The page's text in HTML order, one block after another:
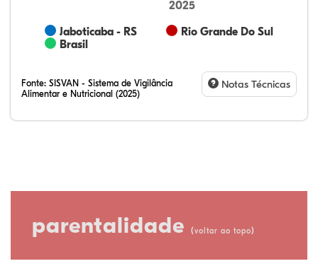
Jaboticaba - RS
Rio Grande Do Sul
Brasil
2025
Fonte: SISVAN - Sistema de Vigilância
Alimentar e Nutricional (2025)
Notas Técnicas
parentalidade (voltar ao topo)